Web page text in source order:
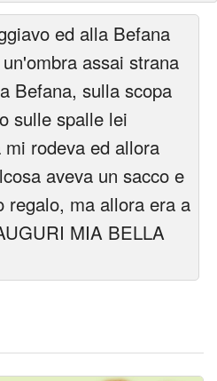
Accedi
ed alla Befana
assai strana
Befana, sulla scopa
sulle spalle lei
rodeva ed allora
aveva un sacco e
regalo, ma allora era a
MIA BELLA